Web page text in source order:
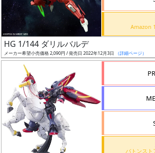
ト
レ
ー
タ
ー
付
属
品
（β）
HG 1/144 ダリルバルデ
メーカー希望小売価格 2,090円 / 発売日 2022年12月3日 （詳細ページ）